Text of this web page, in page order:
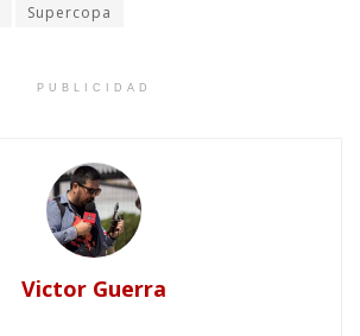
Supercopa
PUBLICIDAD
Victor Guerra